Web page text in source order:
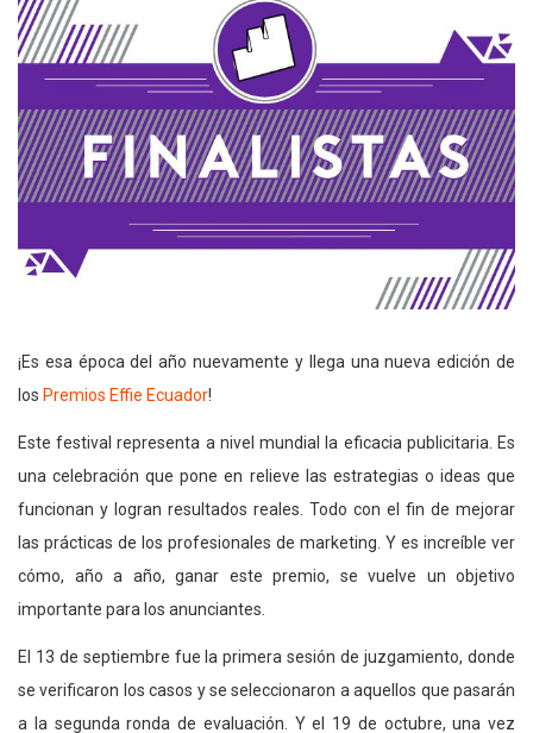
¡Es esa época del año nuevamente y llega una nueva edición de
los Premios Effie Ecuador!
Este festival representa a nivel mundial la eficacia publicitaria. Es
una celebración que pone en relieve las estrategias o ideas que
funcionan y logran resultados reales. Todo con el fin de mejorar
las prácticas de los profesionales de marketing. Y es increíble ver
cómo, año a año, ganar este premio, se vuelve un objetivo
importante para los anunciantes.
El 13 de septiembre fue la primera sesión de juzgamiento, donde
se verificaron los casos y se seleccionaron a aquellos que pasarán
a la segunda ronda de evaluación. Y el 19 de octubre, una vez